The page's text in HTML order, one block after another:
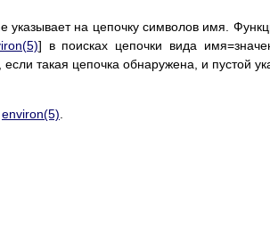
указывает на цепочку символов имя.
] в поисках цепочки вида
такая цепочка обнаружена, и пустой
environ(5)